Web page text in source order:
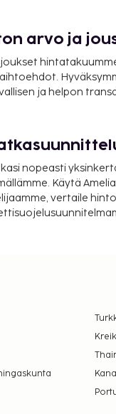
arvo ja
ja helpon
nopeasti
Käytä
vertaile